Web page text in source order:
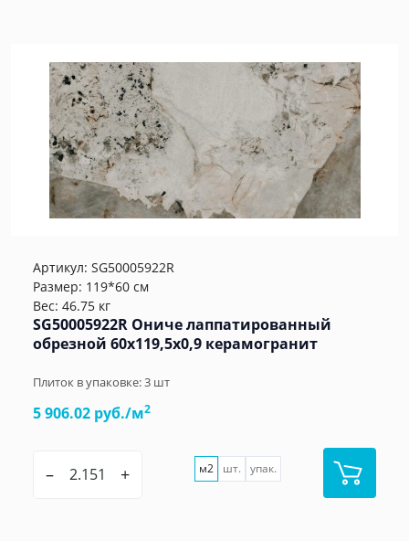
Артикул: SG50005922R
Размер: 119*60 см
Вес: 46.75 кг
SG50005922R Ониче лаппатированный
обрезной 60x119,5x0,9 керамогранит
Плиток в упаковке:3 шт
5 906.02 руб./м2
– + м2 шт. упак.